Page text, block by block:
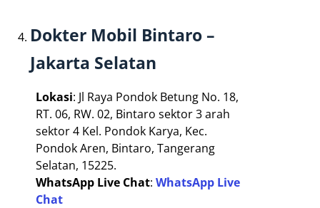
Dokter Mobil Bintaro –
Jakarta Selatan
Lokasi: Jl Raya Pondok Betung No. 18,
RT. 06, RW. 02, Bintaro sektor 3 arah
sektor 4 Kel. Pondok Karya, Kec.
Pondok Aren, Bintaro, Tangerang
Selatan, 15225.
WhatsApp Live Chat: WhatsApp Live
Chat